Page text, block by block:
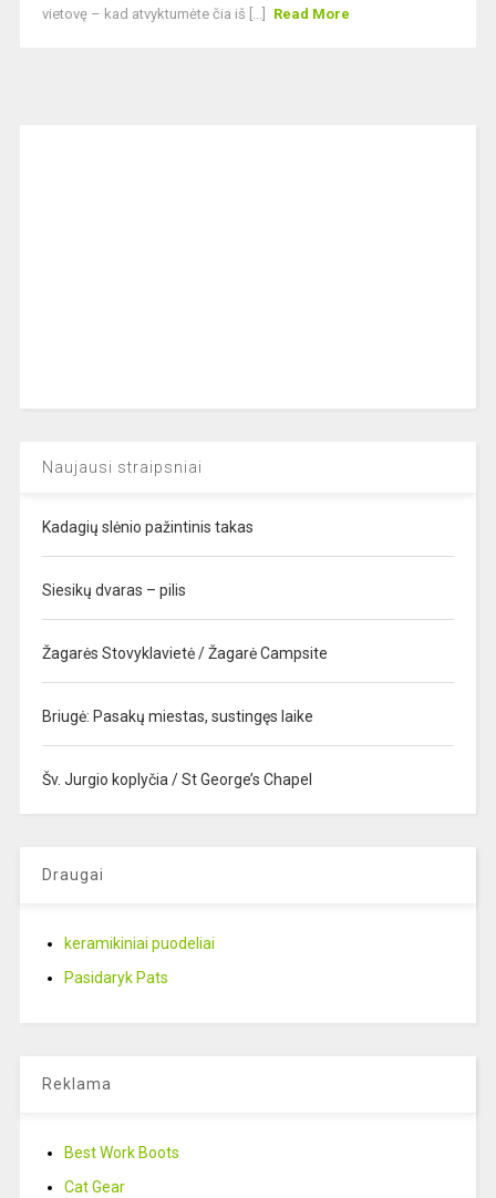
vietovę – kad atvyktumėte čia iš [...]
Read More
Naujausi straipsniai
Kadagių slėnio pažintinis takas
Siesikų dvaras – pilis
Žagarės Stovyklavietė / Žagarė Campsite
Briugė: Pasakų miestas, sustingęs laike
Šv. Jurgio koplyčia / St George’s Chapel
Draugai
keramikiniai puodeliai
Pasidaryk Pats
Reklama
Best Work Boots
Cat Gear